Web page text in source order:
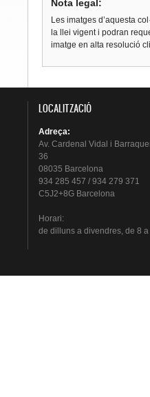
Nota legal:
Les imatges d’aquesta
la llei vigent i podran
imatge en alta resolució
LOCALITZACIÓ
Adreça:
Av. Cardenal Vidal i
36
08035 Barcelona
934 285 457 / 934 279 371
C5J2+8G Barcelona
Horari:
de dillunsa divendres, de 8